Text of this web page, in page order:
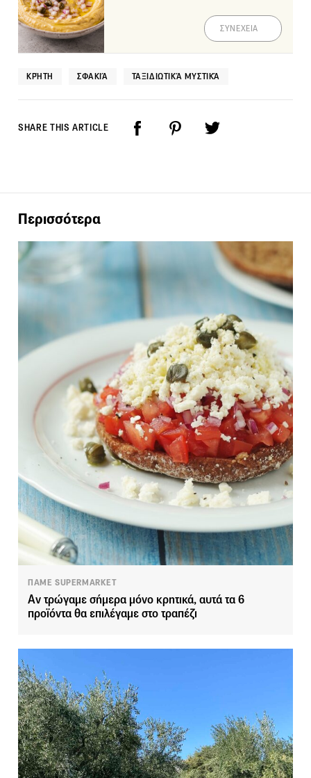
ΣΥΝΕΧΕΙΑ
ΚΡΉΤΗ ΣΦΑΚΙΆ ΤΑΞΙΔΙΩΤΙΚΆ ΜΥΣΤΙΚΆ
SHARE THIS ARTICLE
Περισσότερα
ΠΑΜΕ SUPERMARKET
Αν τρώγαμε σήμερα μόνο κρητικά, αυτά τα 6
προϊόντα θα επιλέγαμε στο τραπέζι